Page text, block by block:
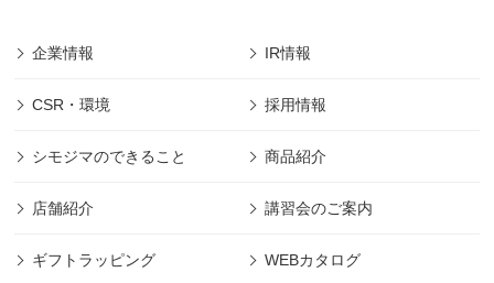
企業情報 IR情報
CSR・環境 採用情報
シモジマのできること 商品紹介
店舗紹介 講習会のご案内
ギフトラッピング WEBカタログ